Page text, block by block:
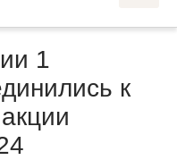
1
к